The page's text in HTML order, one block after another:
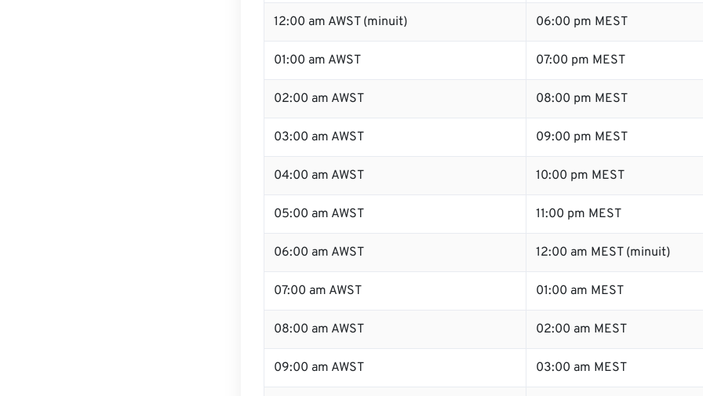
12:00 am AWST (minuit) 06:00 pm MEST
01:00 am AWST 07:00 pm MEST
02:00 am AWST 08:00 pm MEST
03:00 am AWST 09:00 pm MEST
04:00 am AWST 10:00 pm MEST
05:00 am AWST 11:00 pm MEST
06:00 am AWST 12:00 am MEST (minuit)
07:00 am AWST 01:00 am MEST
08:00 am AWST 02:00 am MEST
09:00 am AWST 03:00 am MEST